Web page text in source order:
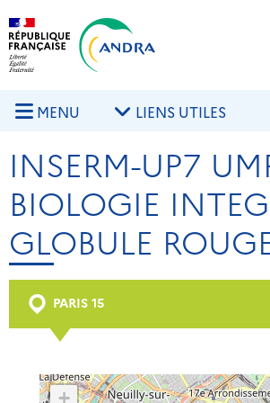
Aller au contenu principal
MENU LIENS UTILES
INSERM-UP7
BIOLOGIE
GLOBULE
PARIS 15
+